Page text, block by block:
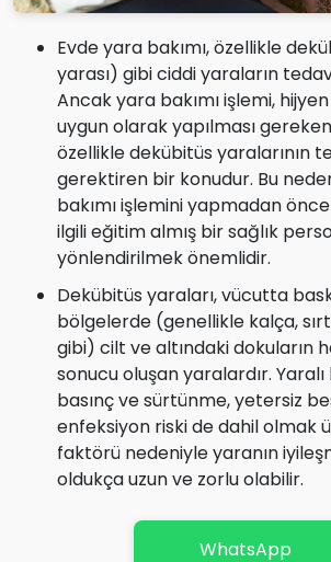
Evde yara bakımı, özellikle
yarası) gibi ciddi yaraların
Ancak yara bakımı işlemi,
uygun olarak yapılması
özellikle dekübitüs yaralarının
gerektiren bir konudur. Bu
bakımı işlemini yapmadan
ilgili eğitim almış bir sağlık
yönlendirilmek önemlidir.
Dekübitüs yaraları, vücutta
bölgelerde (genellikle kalça,
gibi) cilt ve altındaki dokuların
sonucu oluşan yaralardır.
basınç ve sürtünme, yetersiz
enfeksiyon riski de dahil olmak
faktörü nedeniyle yaranın
oldukça uzun ve zorlu olabilir.
WhatsApp